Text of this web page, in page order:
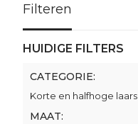
Filteren
HUIDIGE FILTERS
CATEGORIE
Korte en halfhoge laars
MAAT